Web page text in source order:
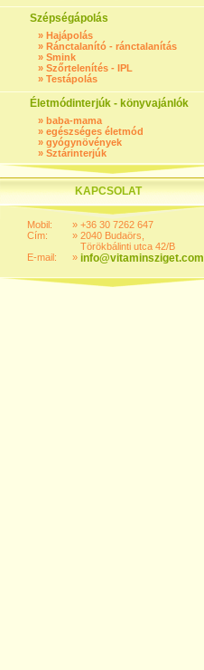
Szépségápolás
» Hajápolás
» Ránctalanító - ránctalanítás
» Smink
» Szőrtelenítés - IPL
» Testápolás
Életmódinterjúk - könyvajánlók
» baba-mama
» egészséges életmód
» gyógynövények
» Sztárinterjúk
KAPCSOLAT
Mobil:
Cím:
E-mail:
»
»
»
+36 30 7262 647
2040 Budaörs,
Törökbálinti utca 42/B
info@vitaminsziget.com